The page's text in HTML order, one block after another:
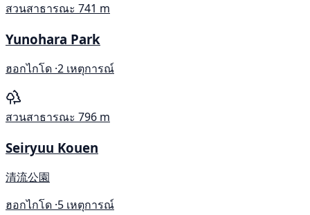
สวนสาธารณะ 741 m
Yunohara Park
ฮอกไกโด ·2 เหตุการณ์
สวนสาธารณะ 796 m
Seiryuu Kouen
清流公園
ฮอกไกโด ·5 เหตุการณ์